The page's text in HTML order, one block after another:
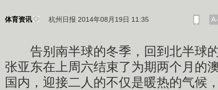
体育资讯 杭州日报 2014年08月19日 11:35 A-
告别南半球的冬季，回到北半球
张亚东在上周六结束了为期两个月的
国内，迎接二人的不仅是暖热的气候